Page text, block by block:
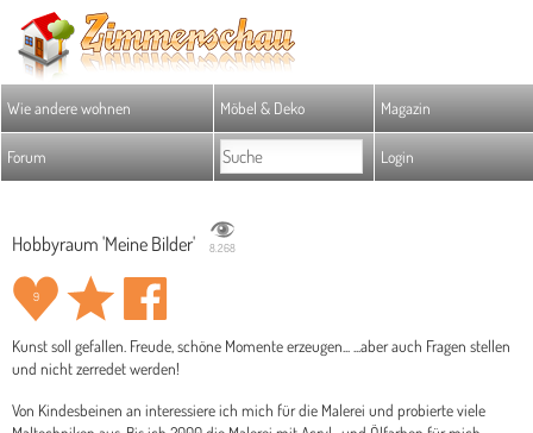
Wie andere wohnen Möbel & Deko Magazin
Forum Login
Hobbyraum 'Meine Bilder' 8.268
9
Kunst soll gefallen. Freude, schöne Momente erzeugen... ...aber auch Fragen stellen
und nicht zerredet werden!
Von Kindesbeinen an interessiere ich mich für die Malerei und probierte viele